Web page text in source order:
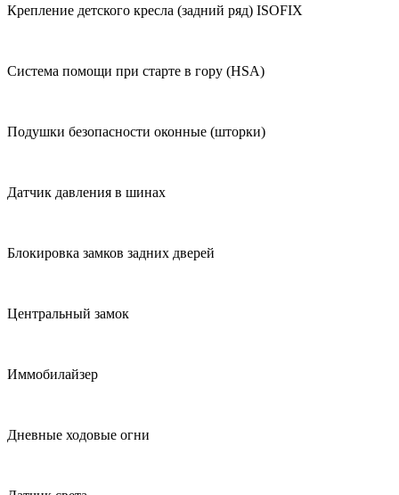
Крепление детского кресла (задний ряд) ISOFIX
Система помощи при старте в гору (HSA)
Подушки безопасности оконные (шторки)
Датчик давления в шинах
Блокировка замков задних дверей
Центральный замок
Иммобилайзер
Дневные ходовые огни